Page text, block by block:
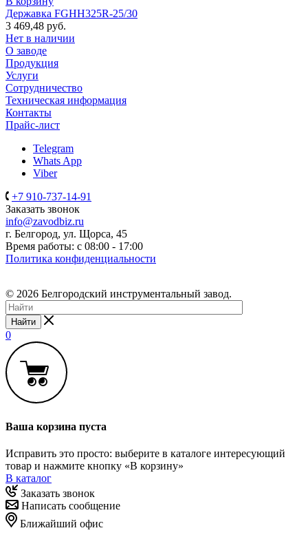
Державка FGHH325R-25/30
3 469,48 руб.
Нет в наличии
О заводе
Продукция
Услуги
Сотрудничество
Техническая информация
Контакты
Прайс-лист
Telegram
Whats App
Viber
+7 910-737-14-91
Заказать звонок
info@zavodbiz.ru
г. Белгород, ул. Щорса, 45
Время работы: с 08:00 - 17:00
Политика конфиденциальности
© 2026 Белгородский инструментальный завод.
Найти
0
Ваша корзина пуста
Исправить это просто: выберите в каталоге интересующий
товар и нажмите кнопку «В корзину»
В каталог
Заказать звонок
Написать сообщение
Ближайший офис